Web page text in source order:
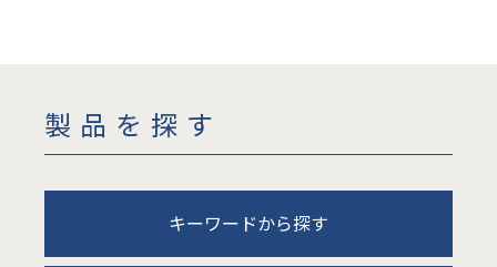
製品を探す
キーワードから探す